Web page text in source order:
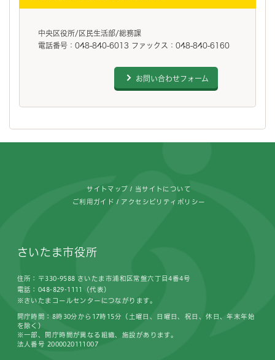
中央区役所/区民生活部/総務課
電話番号：048-840-6013 ファックス：048-840-6160
お問い合わせフォーム
サイトマップ 当サイトについて
ご利用ガイド アクセシビリティポリシー
さいたま市役所
住所：〒330-9588 さいたま市浦和区常盤六丁目4番4号
電話：048-829-1111（代表）
※さいたまコールセンターにつながります。
開庁時間：8時30分から17時15分（土曜日、日曜日、祝日、休日、年末年始
を除く）
※一部、開庁時間が異なる組織、施設があります。
法人番号 2000020111007